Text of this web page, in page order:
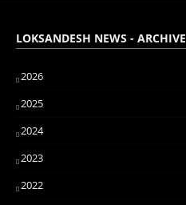
LOKSANDESH NEWS - ARCHIVE
2026
2025
2024
2023
2022